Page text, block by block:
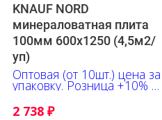
KNAUF NORD
минераловатная плита
100мм 600х1250 (4,5м2/
уп)
Оптовая (от 10шт.) цена за
упаковку. Розница +10% к
указанной цене
2 738 ₽